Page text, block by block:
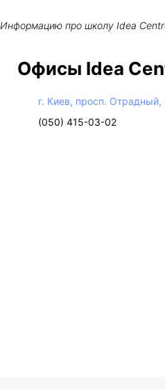
Информацию про школу Idea
Офисы Idea
г. Киев, просп. Отрадный,
(050) 415-03-02